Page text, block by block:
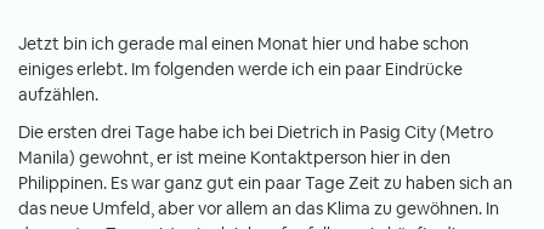
Jetzt bin ich gerade mal einen Monat hier und habe schon
einiges erlebt. Im folgenden werde ich ein paar Eindrücke
aufzählen.
Die ersten drei Tage habe ich bei Dietrich in Pasig City (Metro
Manila) gewohnt, er ist meine Kontaktperson hier in den
Philippinen. Es war ganz gut ein paar Tage Zeit zu haben sich an
das neue Umfeld, aber vor allem an das Klima zu gewöhnen. In